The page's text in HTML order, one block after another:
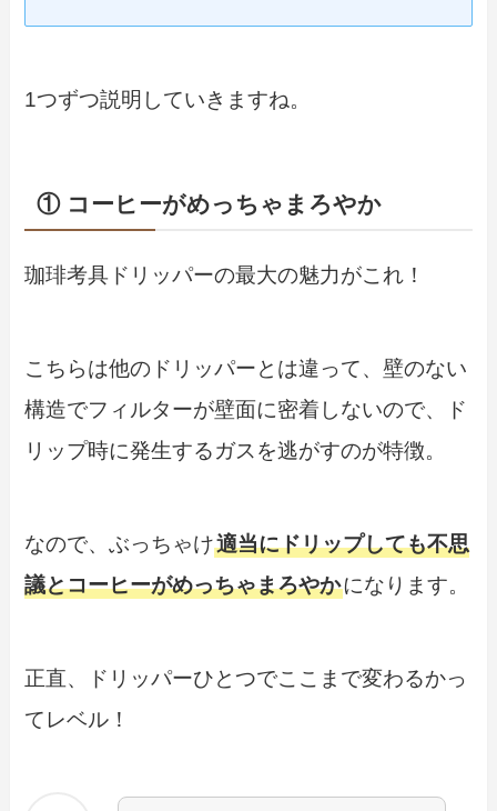
1つずつ説明していきますね。
① コーヒーがめっちゃまろやか
珈琲考具ドリッパーの最大の魅力がこれ！
こちらは他のドリッパーとは違って、壁のない
構造でフィルターが壁面に密着しないので、ド
リップ時に発生するガスを逃がすのが特徴。
なので、ぶっちゃけ適当にドリップしても不思
議とコーヒーがめっちゃまろやかになります。
正直、ドリッパーひとつでここまで変わるかっ
てレベル！